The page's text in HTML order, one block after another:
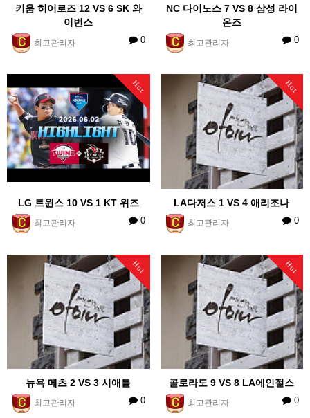
키움 히어로즈 12 VS 6 SK 와
이번스
최고관리자 0
NC 다이노스 7 VS 8 삼성 라이
온즈
최고관리자 0
Hot
LG 트윈스 10 VS 1 KT 위즈
최고관리자 0
Hot
LA다저스 1 VS 4 애리조나
최고관리자 0
Hot
뉴욕 메츠 2 VS 3 시애틀
최고관리자 0
Hot
콜로라도 9 VS 8 LA에인절스
최고관리자 0